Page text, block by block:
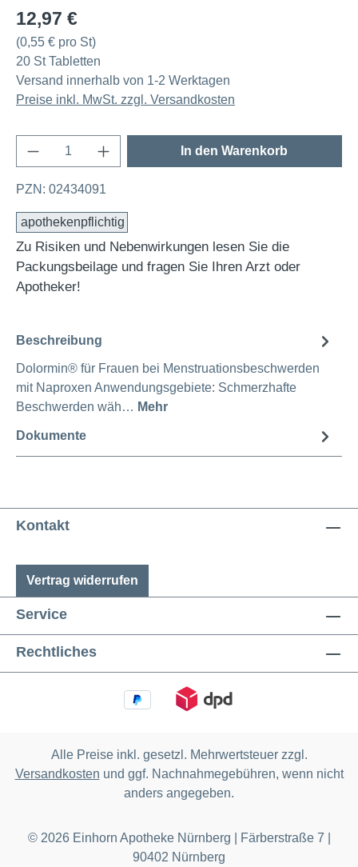
Regulärer Preis:
12,97 €
(0,55 € pro St)
20 St Tabletten
Versand innerhalb von 1-2 Werktagen
Preise inkl. MwSt. zzgl. Versandkosten
Produkt Anzahl: Gib den gewünschten
In den Warenkorb
PZN: 02434091
apothekenpflichtig
Zu Risiken und Nebenwirkungen lesen Sie die
Packungsbeilage und fragen Sie Ihren Arzt oder
Apotheker!
Beschreibung
Dolormin® für Frauen bei Menstruationsbeschwerden
mit Naproxen Anwendungsgebiete: Schmerzhafte
Beschwerden wäh… Mehr
Dokumente
Kontakt
Vertrag widerrufen
Service
Rechtliches
Alle Preise inkl. gesetzl. Mehrwertsteuer zzgl.
Versandkosten und ggf. Nachnahmegebühren, wenn nicht
anders angegeben.
© 2026 Einhorn Apotheke Nürnberg | Färberstraße 7 |
90402 Nürnberg